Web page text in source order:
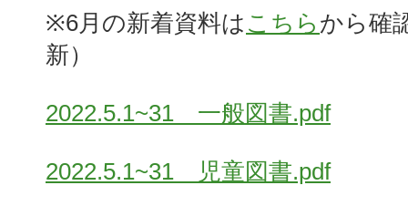
※6月の新着資料は こちら から確
新）
2022.5.1~31 一般図書.pdf
2022.5.1~31 児童図書.pdf